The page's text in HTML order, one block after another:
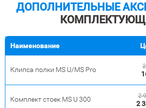
ДОПОЛНИТЕЛЬНЫЕ
Наименование
Клипса полки MS U/MS Pro
Комплект стоек MS U 300
2
2